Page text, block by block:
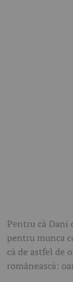
Pentru că Dani
pentru munca
că de astfel de
românească: